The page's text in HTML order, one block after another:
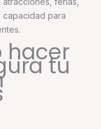
para
hacer
tu